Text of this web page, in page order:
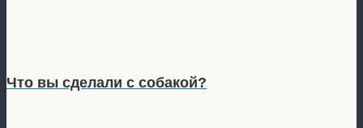
Что вы сделали с собакой?